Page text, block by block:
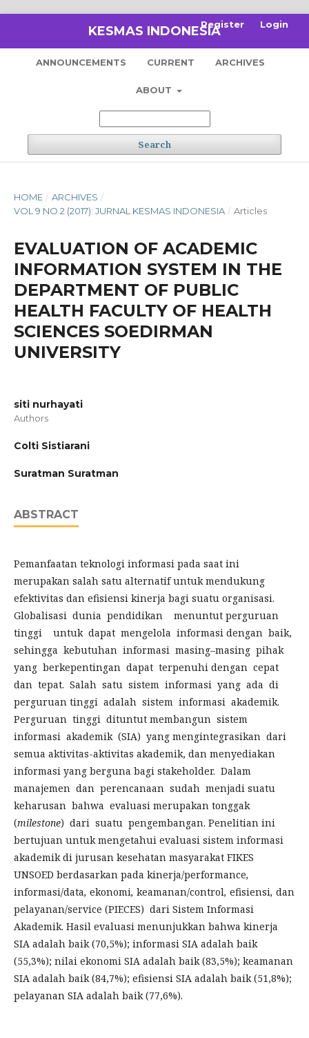
KESMAS INDONESIA
ANNOUNCEMENTS CURRENT ARCHIVES
ABOUT
Search
Register Login
HOME / ARCHIVES /
VOL 9 NO 2 (2017): JURNAL KESMAS INDONESIA / Articles
EVALUATION OF ACADEMIC
INFORMATION SYSTEM IN THE
DEPARTMENT OF PUBLIC
HEALTH FACULTY OF HEALTH
SCIENCES SOEDIRMAN
UNIVERSITY
siti nurhayati
Authors
Colti Sistiarani
Suratman Suratman
ABSTRACT
Pemanfaatan teknologi informasi pada saat ini
merupakan salah satu alternatif untuk mendukung
efektivitas dan efisiensi kinerja bagi suatu organisasi.
Globalisasi dunia pendidikan menuntut perguruan
tinggi untuk dapat mengelola informasi dengan baik,
sehingga kebutuhan informasi masing–masing pihak
yang berkepentingan dapat terpenuhi dengan cepat
dan tepat. Salah satu sistem informasi yang ada di
perguruan tinggi adalah sistem informasi akademik.
Perguruan tinggi dituntut membangun sistem
informasi akademik (SIA) yang mengintegrasikan dari
semua aktivitas-aktivitas akademik, dan menyediakan
informasi yang berguna bagi stakeholder. Dalam
manajemen dan perencanaan sudah menjadi suatu
keharusan bahwa evaluasi merupakan tonggak
(milestone) dari suatu pengembangan. Penelitian ini
bertujuan untuk mengetahui evaluasi sistem informasi
akademik di jurusan kesehatan masyarakat FIKES
UNSOED berdasarkan pada kinerja/performance,
informasi/data, ekonomi, keamanan/control, efisiensi, dan
pelayanan/service (PIECES) dari Sistem Informasi
Akademik. Hasil evaluasi menunjukkan bahwa kinerja
SIA adalah baik (70,5%); informasi SIA adalah baik
(55,3%); nilai ekonomi SIA adalah baik (83,5%); keamanan
SIA adalah baik (84,7%); efisiensi SIA adalah baik (51,8%);
pelayanan SIA adalah baik (77,6%).